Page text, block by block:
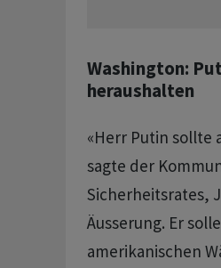
Washington:
heraushalten
«Herr Putin sollte
sagte der
Sicherheitsrates,
Äusserung. Er
amerikanischen